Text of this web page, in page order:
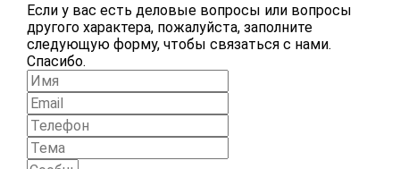
Если у вас есть деловые вопросы или вопросы
другого характера, пожалуйста, заполните
следующую форму, чтобы связаться с нами.
Спасибо.